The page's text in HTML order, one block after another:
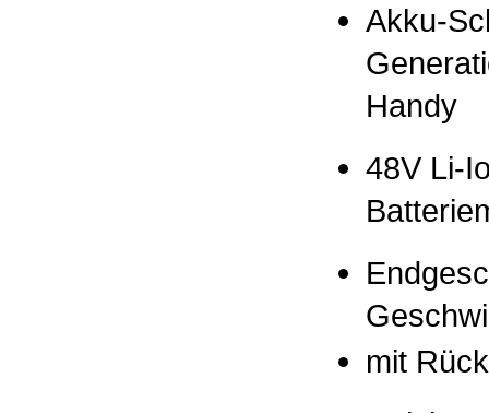
Akku-
Handy
48V Li-
mit